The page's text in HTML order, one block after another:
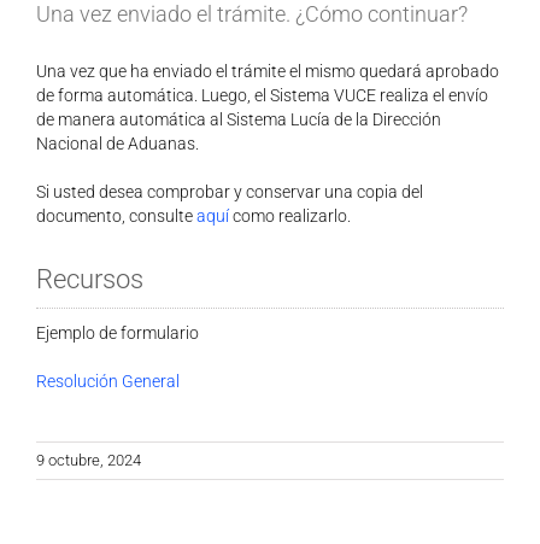
Una vez enviado el trámite. ¿Cómo continuar?
Una vez que ha enviado el trámite el mismo quedará aprobado
de forma automática. Luego, el Sistema VUCE realiza el envío
de manera automática al Sistema Lucía de la Dirección
Nacional de Aduanas.
Si usted desea comprobar y conservar una copia del
documento, consulteaquícomo realizarlo.
Recursos
Ejemplo de formulario
Resolución General
9 octubre, 2024